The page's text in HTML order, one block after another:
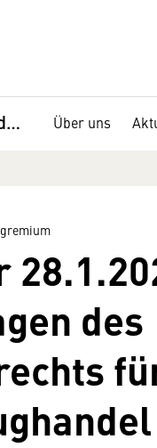
Fahrzeughandel, Bundesgremium Über uns
des